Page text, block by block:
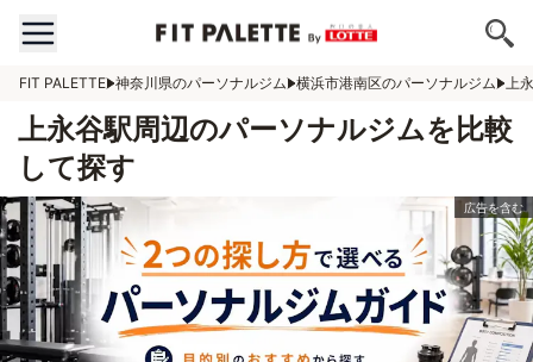
FIT PALETTE 神奈川県のパーソナルジム 横浜市港南区のパーソナルジム 上
上永谷駅周辺のパーソナルジムを比較
して探す